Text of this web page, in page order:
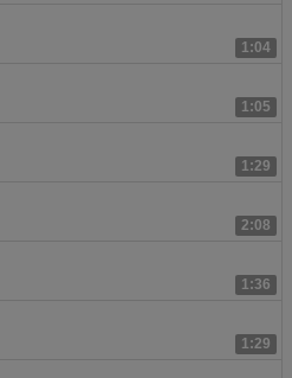
1:04
1:05
1:29
2:08
1:36
1:29